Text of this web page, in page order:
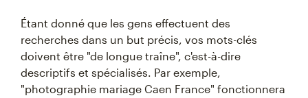
Étant donné que les gens effectuent des
recherches dans un but précis, vos mots-clés
doivent être "de longue traîne", c'est-à-dire
descriptifs et spécialisés. Par exemple,
"photographie mariage Caen France" fonctionnera